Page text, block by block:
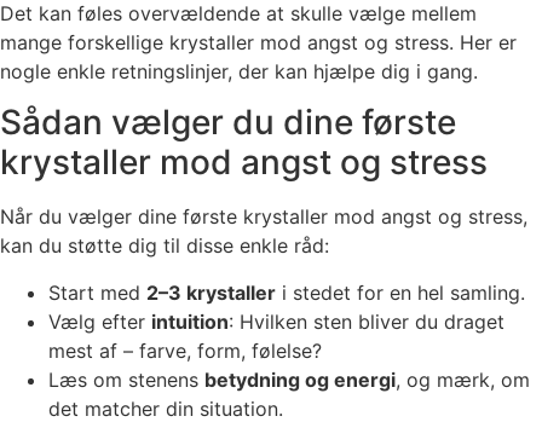
Det kan føles overvældende at skulle vælge mellem
mange forskellige krystaller mod angst og stress. Her er
nogle enkle retningslinjer, der kan hjælpe dig i gang.
Sådan vælger du dine første
krystaller mod angst og stress
Når du vælger dine første krystaller mod angst og stress,
kan du støtte dig til disse enkle råd:
Start med 2–3 krystaller i stedet for en hel samling.
Vælg efter intuition: Hvilken sten bliver du draget
mest af – farve, form, følelse?
Læs om stenens betydning og energi, og mærk, om
det matcher din situation.